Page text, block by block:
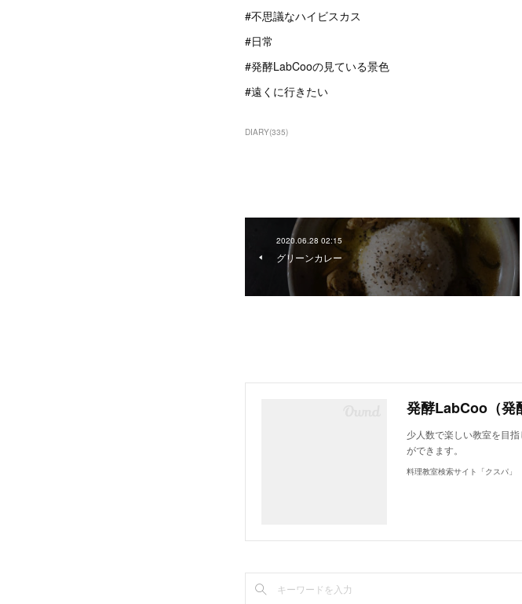
#不思議なハイビスカス
#日常
#発酵LabCooの見ている景色
#遠くに行きたい
DIARY(335)
2020.06.28 02:15
グリーンカレー
発酵LabCoo（発
少人数で楽しい教室を目
ができます。
料理教室検索サイト「クスパ」